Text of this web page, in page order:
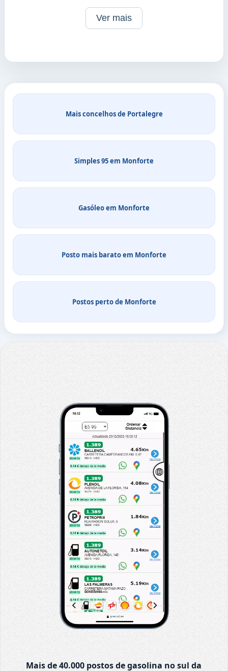
Ver mais
Mais concelhos de Portalegre
Simples 95 em Monforte
Gasóleo em Monforte
Posto mais barato em Monforte
Postos perto de Monforte
Mais de 40.000 postos de gasolina no sul da